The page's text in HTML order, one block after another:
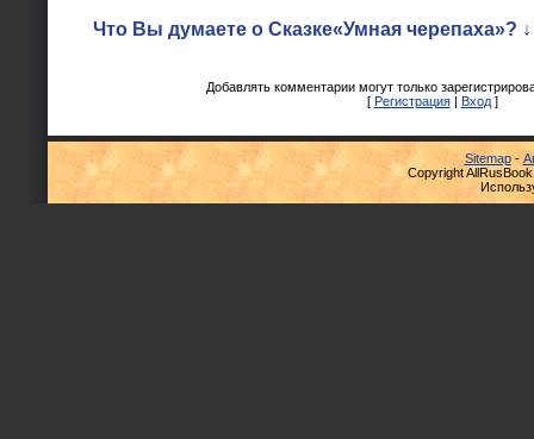
Что Вы думаете о Сказке«Умная черепаха»? ↓
Добавлять комментарии могут только
[ Регистрация| Вход]
Sitemap-
Copyright